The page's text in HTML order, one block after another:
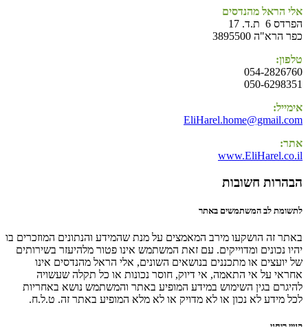
אלי הראל מהנדסים
הפרדס 6 ת.ד. 17
כפר הרא"ה 3895500
טלפון:
054-2826760
050-6298351
אימייל:
EliHarel.home@gmail.com
אתר:
www.EliHarel.co.il
הבהרות חשובות
לתשומת לב המשתמשים באתר
באתר זה הושקעו מירב המאמצים על מנת שהמידע והנתונים המוזכרים בו
יהיו נכונים ומדוייקים. עם זאת המשתמש אינו פטור מלהיעזר בשירותים
של יועצים או מתכננים בנושאים השונים, אלי הראל מהנדסים אינו
אחראי על אי התאמה, אי דיוק, חוסר נכונות או כל תקלה שעשויה
להיגרם בגין השימוש במידע המופיע באתר והמשתמש נושא באחריות
לכל מידע לא נכון או לא מדויק או לא מלא המופיע באתר זה. ט.ל.ח.